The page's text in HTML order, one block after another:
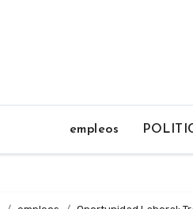
empleos